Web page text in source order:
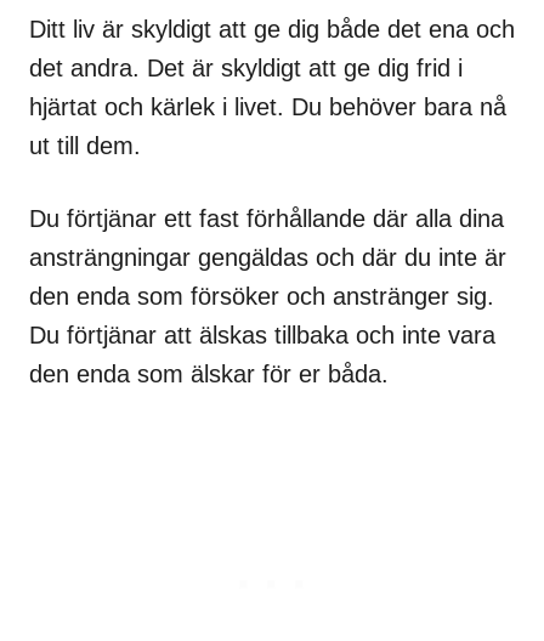
Ditt liv är skyldigt att ge dig både det ena och
det andra. Det är skyldigt att ge dig frid i
hjärtat och kärlek i livet. Du behöver bara nå
ut till dem.
Du förtjänar ett fast förhållande där alla dina
ansträngningar gengäldas och där du inte är
den enda som försöker och anstränger sig.
Du förtjänar att älskas tillbaka och inte vara
den enda som älskar för er båda.